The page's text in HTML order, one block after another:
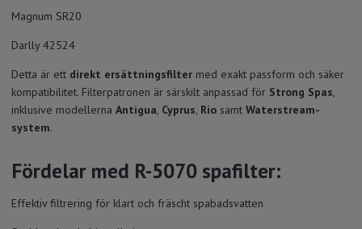
Magnum SR20
Darlly 42524
Detta är ett direkt ersättningsfilter med exakt passform och säker
kompatibilitet. Filterpatronen är särskilt anpassad för Strong Spas
inklusive modellerna Antigua Cyprus Rio samt Waterstream-
system.
Fördelar med R-5070 spafilter:
Effektiv filtrering för klart och fräscht spabadsvatten